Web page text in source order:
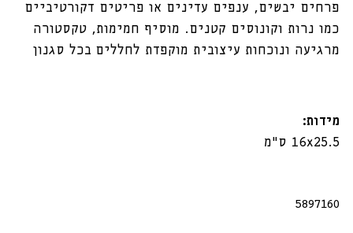
פרחים יבשים, ענפים עדינים או פריטים דקורטיביים
כמו נרות וקונוסים קטנים. מוסיף חמימות, טקסטורה
מרגיעה ונוכחות עיצובית מוקפדת לחללים בכל סגנון
מידות:
16x25.5 ס"מ
מק"ט:
5897160